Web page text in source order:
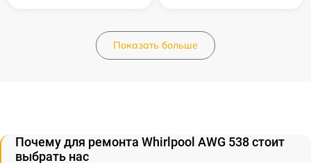
Показать больше
Почему для ремонта Whirlpool AWG 538 стоит
выбрать нас